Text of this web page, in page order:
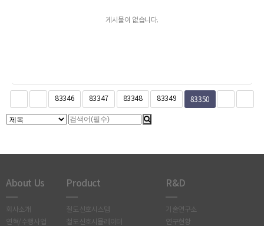
게시물이 없습니다.
83346 83347 83348 83349 83350
About Us
회사소개
연혁/수행사업
Product
철도신호시스템
철도신호시뮬레이터
R&D
기술연구소
연구현황